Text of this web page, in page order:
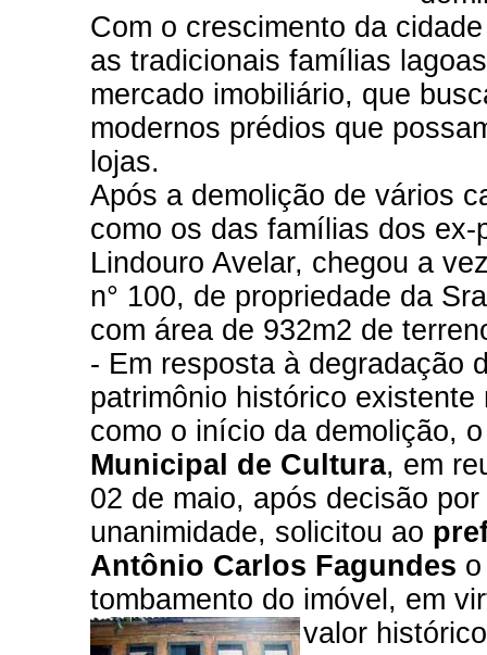
Com o crescimento da
as tradicionais famílias
mercado imobiliário, que
modernos prédios que
lojas.
Após a demolição de vários
como os das famílias dos
Lindouro Avelar, chegou a
n° 100, de propriedade da
com área de 932m2 de
- Em resposta à degradação
patrimônio histórico existente
como o início da demolição,
Municipal de Cultura, em
02 de maio, após decisão por
unanimidade, solicitou ao
Antônio Carlos Fagundes o
tombamento do imóvel, em
valor